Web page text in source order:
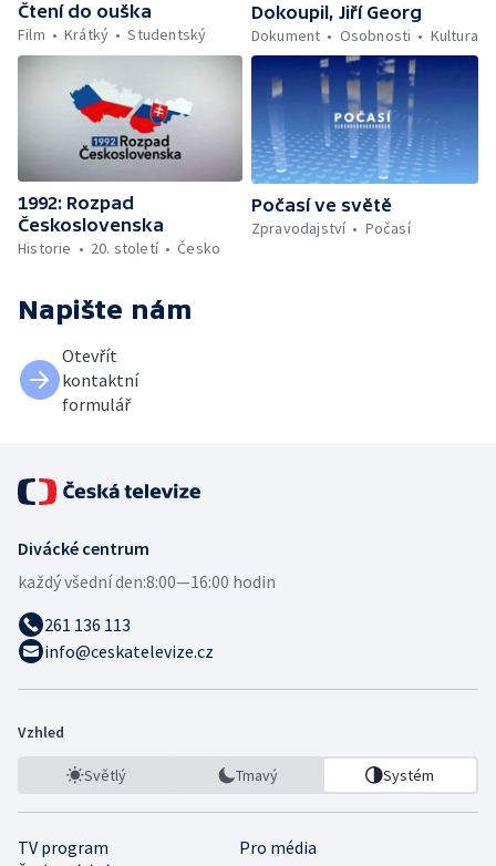
Čtení do ouška
Film
Krátký Studentský
Dokoupil, Jiří Georg
Dokument
Osobnosti Kultura
1992: Rozpad
Československa
Historie
20. století Česko
Počasí ve světě
Zpravodajství
Počasí
Napište nám
Otevřít
kontaktní
formulář
Divácké centrum
každý všední den:8:00—16:00 hodin
261 136 113
info@ceskatelevize.cz
Vzhled
Světlý Tmavý Systém
TV program
Pro média